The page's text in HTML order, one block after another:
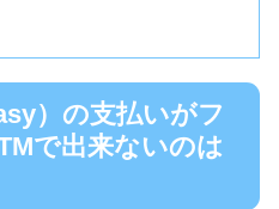
）の支払いがフ
で出来ないのは